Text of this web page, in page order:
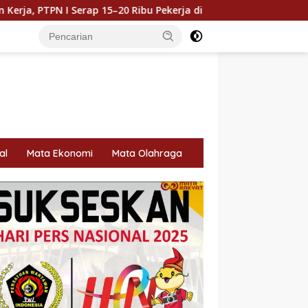
15–20 Ribu Pekerja di Pabrik Tembakau
Mata Ekonomi Mata Olahraga